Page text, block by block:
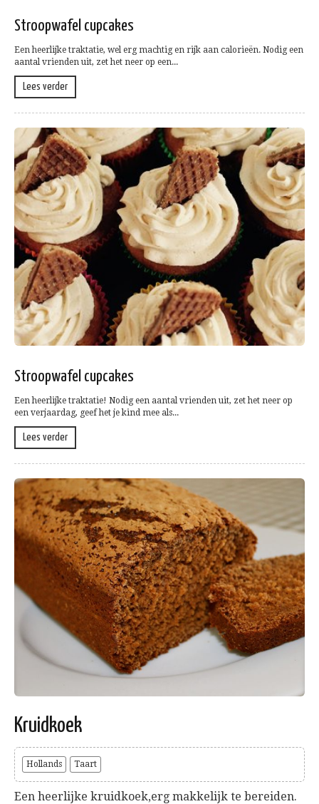
Stroopwafel cupcakes
Een heerlijke traktatie, wel erg machtig en rijk aan calorieën. Nodig een
aantal vrienden uit, zet het neer op een...
Lees verder
Stroopwafel cupcakes
Een heerlijke traktatie! Nodig een aantal vrienden uit, zet het neer op
een verjaardag, geef het je kind mee als...
Lees verder
Kruidkoek
Hollands Taart
Een heerlijke kruidkoek,erg makkelijk te bereiden.